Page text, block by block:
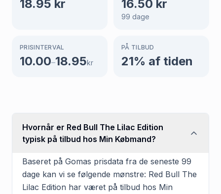
18.95 kr 16.50 kr
99 dage
PRISINTERVAL
10.00–18.95kr
PÅ TILBUD
21% af tiden
Hvornår er Red Bull The Lilac Edition
typisk på tilbud hos Min Købmand?
Baseret på Gomas prisdata fra de seneste 99
dage kan vi se følgende mønstre: Red Bull The
Lilac Edition har været på tilbud hos Min